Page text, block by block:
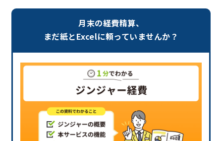
月末の経費精算、
まだ紙とExcelに頼っていませんか？